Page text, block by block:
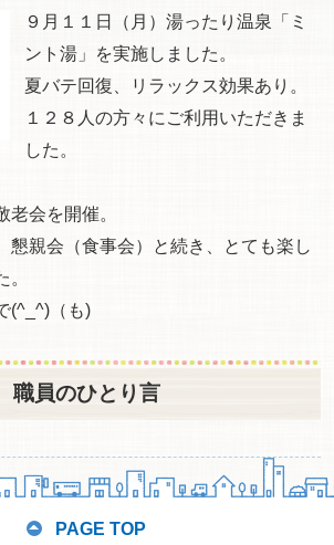
９月１１日（月）湯ったり温泉「ミ
ント湯」を実施しました。
夏バテ回復、リラックス効果あり。
１２８人の方々にご利用いただきま
した。
老会を開催。
懇親会（食事会）と続き、とても楽し
(^_^)（も)
職員のひとり言
PAGE TOP